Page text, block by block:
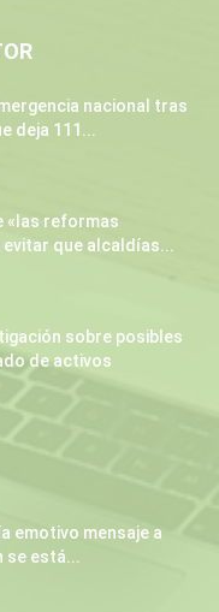
nacional tras
deja 111...
«las reformas
que alcaldías...
sobre posibles
de activos
emotivo mensaje a
se está...